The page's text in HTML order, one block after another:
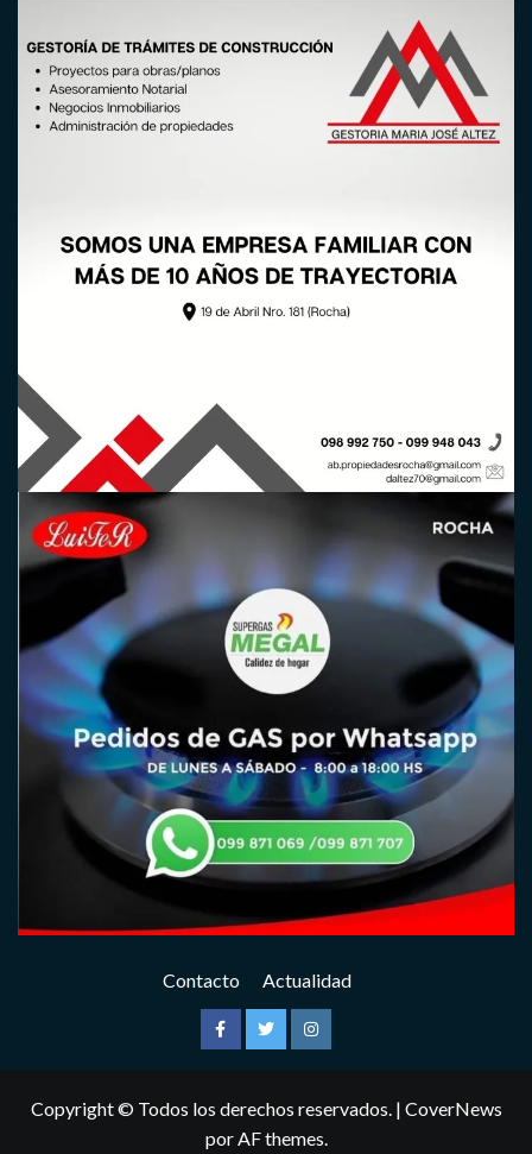
Contacto Actualidad
FacebookTwitterInstagram
Copyright © Todos los derechos reservados. | CoverNews
por AF themes.